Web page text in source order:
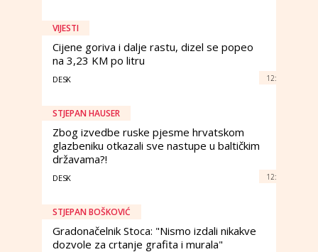
VIJESTI
Cijene goriva i dalje rastu, dizel se popeo
na 3,23 KM po litru
DESK 12:
STJEPAN HAUSER
Zbog izvedbe ruske pjesme hrvatskom
glazbeniku otkazali sve nastupe u baltičkim
državama?!
DESK 12:
STJEPAN BOŠKOVIĆ
Gradonačelnik Stoca: "Nismo izdali nikakve
dozvole za crtanje grafita i murala"